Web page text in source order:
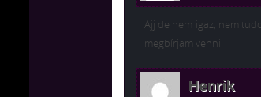
Ajj de nem igaz, nem
megbírjam venni
Henrik